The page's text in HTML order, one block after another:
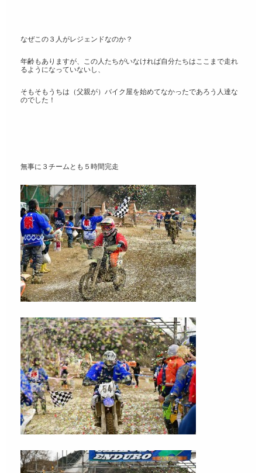
なぜこの３人がレジェンドなのか？
年齢もありますが、この人たちがいなければ自分たちはここまで走れ
るようになっていないし、
そもそもうちは（父親が）バイク屋を始めてなかったであろう人達な
のでした！
無事に３チームとも５時間完走